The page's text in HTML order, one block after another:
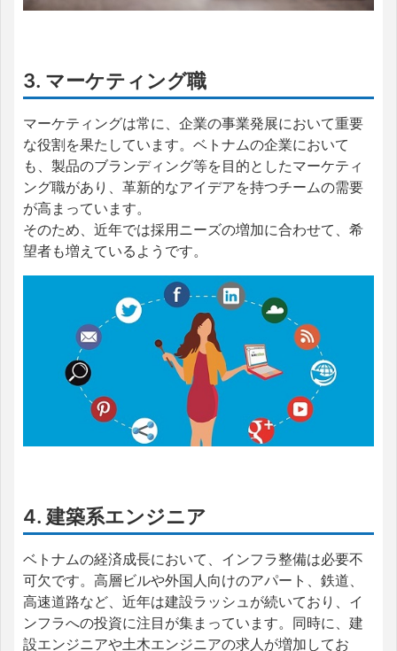
3. マーケティング職
マーケティングは常に、企業の事業発展において重要
な役割を果たしています。ベトナムの企業において
も、製品のブランディング等を目的としたマーケティ
ング職があり、革新的なアイデアを持つチームの需要
が高まっています。
そのため、近年では採用ニーズの増加に合わせて、希
望者も増えているようです。
4. 建築系エンジニア
ベトナムの経済成長において、インフラ整備は必要不
可欠です。高層ビルや外国人向けのアパート、鉄道、
高速道路など、近年は建設ラッシュが続いており、イ
ンフラへの投資に注目が集まっています。同時に、建
設エンジニアや土木エンジニアの求人が増加してお